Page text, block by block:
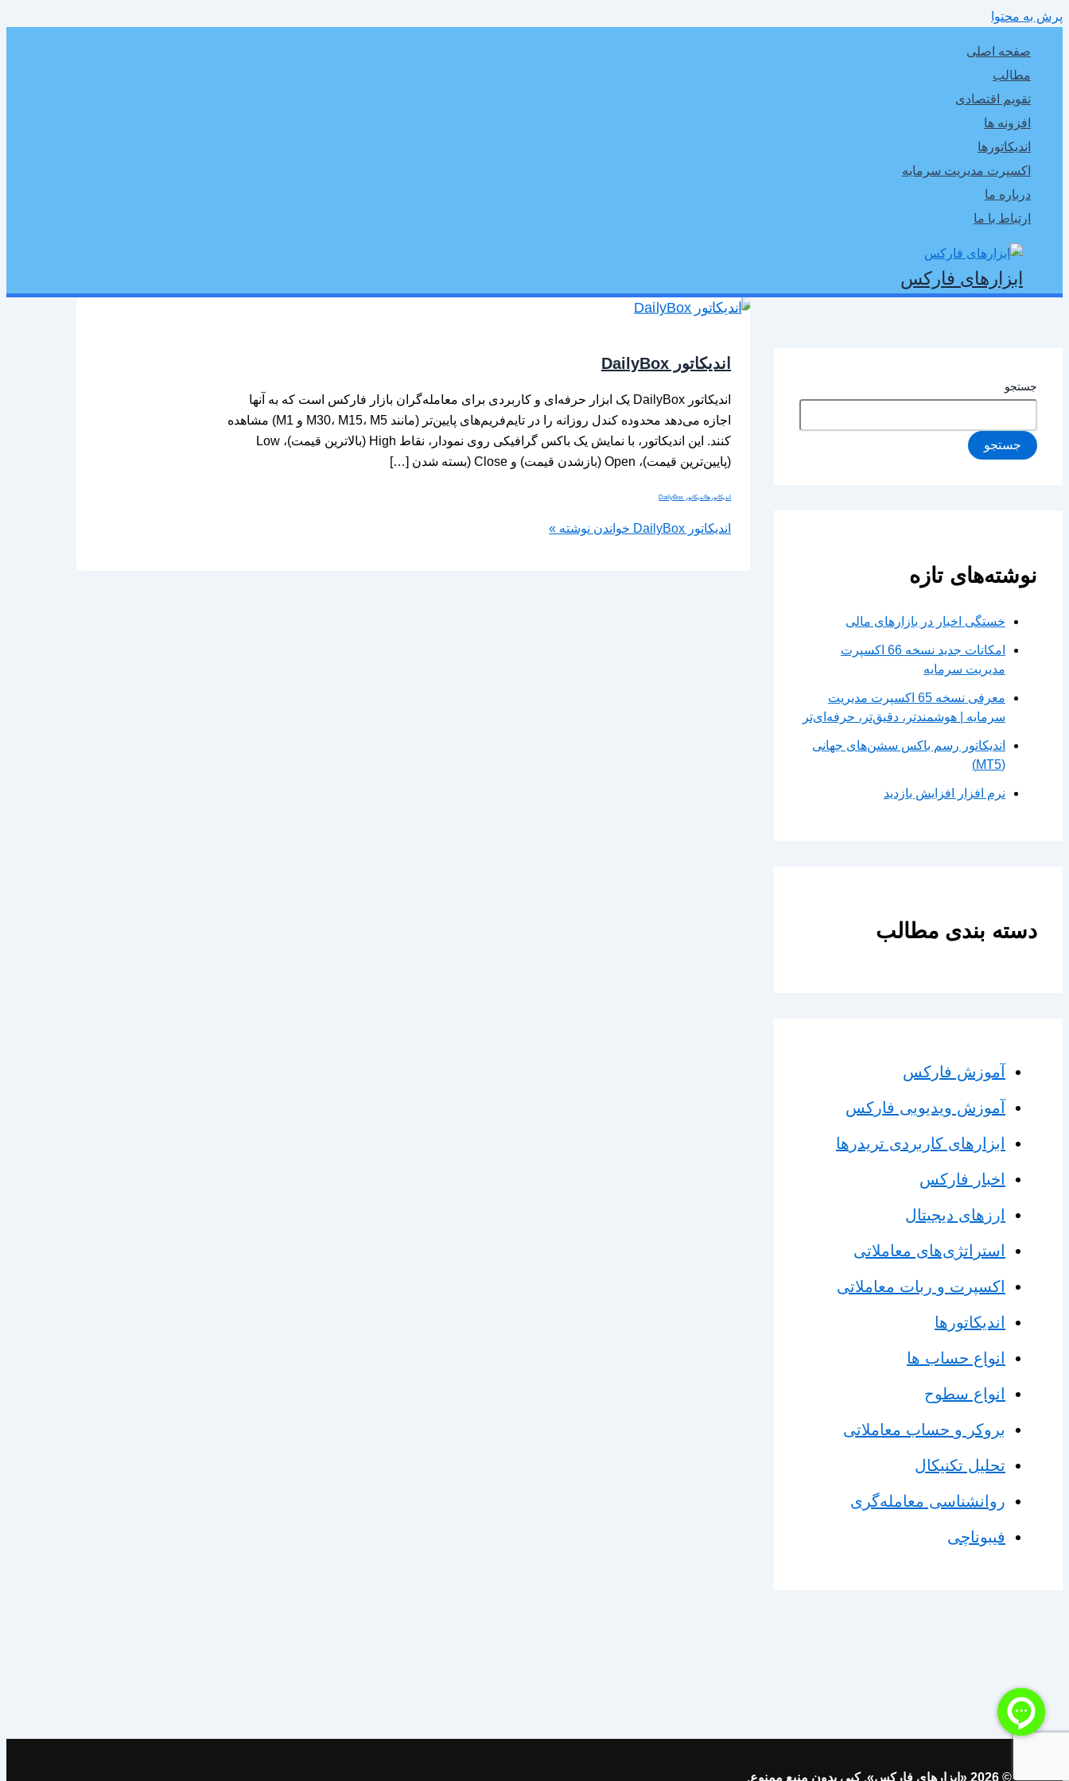
پرش به محتوا
صفحه اصلی
مطالب
تقویم اقتصادی
افزونه ها
اندیکاتورها
اکسپرت مدیریت سرمایه
درباره ما
ارتباط با ما
ابزارهای فارکس
جستجو
جستجو
نوشته‌های تازه
خستگی اخبار در بازارهای مالی
امکانات جدید نسخه 66 اکسپرت
مدیریت سرمایه
معرفی نسخه 65 اکسپرت مدیریت
سرمایه | هوشمندتر، دقیق‌تر، حرفه‌ای‌تر
اندیکاتور رسم باکس سشن‌های جهانی
(MT5)
نرم افزار افزایش بازدید
دسته بندی مطالب
آموزش فارکس
آموزش ویدیویی فارکس
ابزارهای کاربردی تریدرها
اخبار فارکس
ارزهای دیجیتال
استراتژی‌های معاملاتی
اکسپرت و ربات معاملاتی
اندیکاتورها
انواع حساب ها
انواع سطوح
بروکر و حساب معاملاتی
تحلیل تکنیکال
روانشناسی معامله‌گری
فیبوناچی
اندیکاتور DailyBox
اندیکاتور DailyBox یک ابزار حرفه‌ای و کاربردی برای معامله‌گران بازار فارکس است که به آنها
اجازه می‌دهد محدوده کندل روزانه را در تایم‌فریم‌های پایین‌تر (مانند M30، M15، M5 و M1) مشاهده
کنند. این اندیکاتور، با نمایش یک باکس گرافیکی روی نمودار، نقاط High (بالاترین قیمت)، Low
(پایین‌ترین قیمت)، Open (بازشدن قیمت) و Close (بسته شدن […]
اندیکاتورهااندیکاتور DailyBox
اندیکاتور DailyBox خواندن نوشته »
© 2026 «ابزارهای فارکس». کپی بدون منبع ممنوع.